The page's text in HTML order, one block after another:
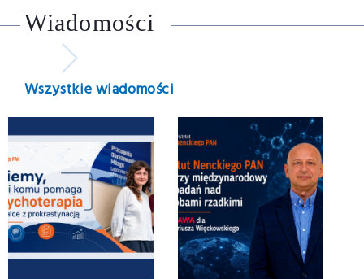
Wiadomości
Wszystkie wiadomości